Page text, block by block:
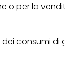
o per la
consumi di